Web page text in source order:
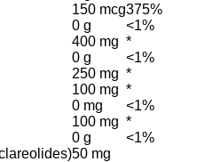
150 mcg375%
0 g
<1%
400 mg *
0 g
<1%
250 mg *
100 mg *
0 mg
<1%
100 mg *
0 g
<1%
50 mg